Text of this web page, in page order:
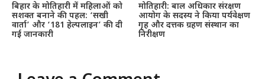
बिहार के मोतिहारी में महिलाओं को
सशक्त बनाने की पहल: ‘सखी
वार्ता’ और ‘181 हेल्पलाइन’ की दी
गई जानकारी
मोतिहारी: बाल अधिकार संरक्षण
आयोग के सदस्य ने किया पर्यवेक्षण
गृह और दत्तक ग्रहण संस्थान का
निरीक्षण